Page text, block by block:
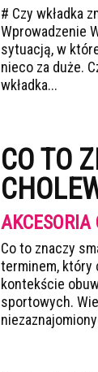
# Czy wkładka
Wprowadzenie
sytuacją, w
nieco za duże.
wkładka...
CO TO
AKCESORIA
Co to znaczy
terminem, który
kontekście
sportowych.